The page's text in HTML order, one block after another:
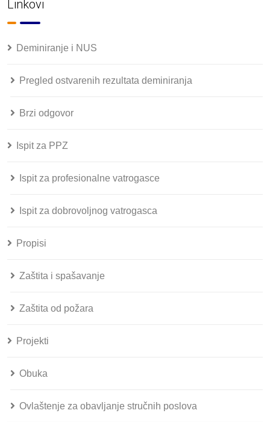
Linkovi
Deminiranje i NUS
Pregled ostvarenih rezultata deminiranja
Brzi odgovor
Ispit za PPZ
Ispit za profesionalne vatrogasce
Ispit za dobrovoljnog vatrogasca
Propisi
Zaštita i spašavanje
Zaštita od požara
Projekti
Obuka
Ovlaštenje za obavljanje stručnih poslova